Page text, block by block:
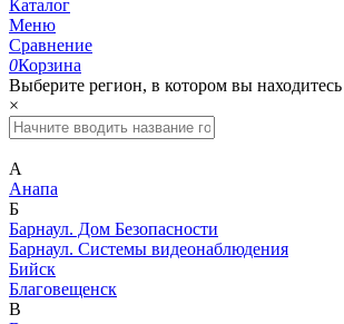
Каталог
Меню
Сравнение
0Корзина
Выберите регион, в котором вы находитесь
×
А
Анапа
Б
Барнаул. Дом Безопасности
Барнаул. Системы видеонаблюдения
Бийск
Благовещенск
В